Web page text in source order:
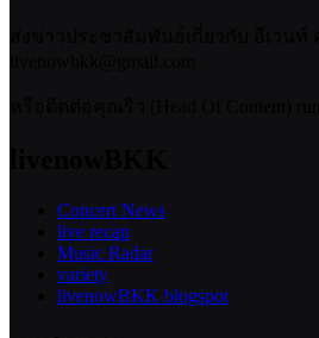
Concert News
live recap
Music Radar
variety
livenowBKK blogspot